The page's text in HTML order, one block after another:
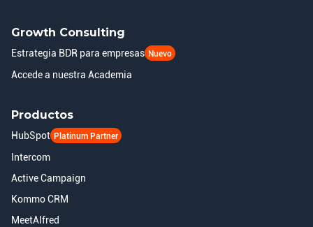
Growth Consulting
Estrategia BDR para empresas Nuevo
Accede a nuestra Academia
Productos
HubSpot Platinum Partner
Intercom
Active Campaign
Kommo CRM
MeetAlfred